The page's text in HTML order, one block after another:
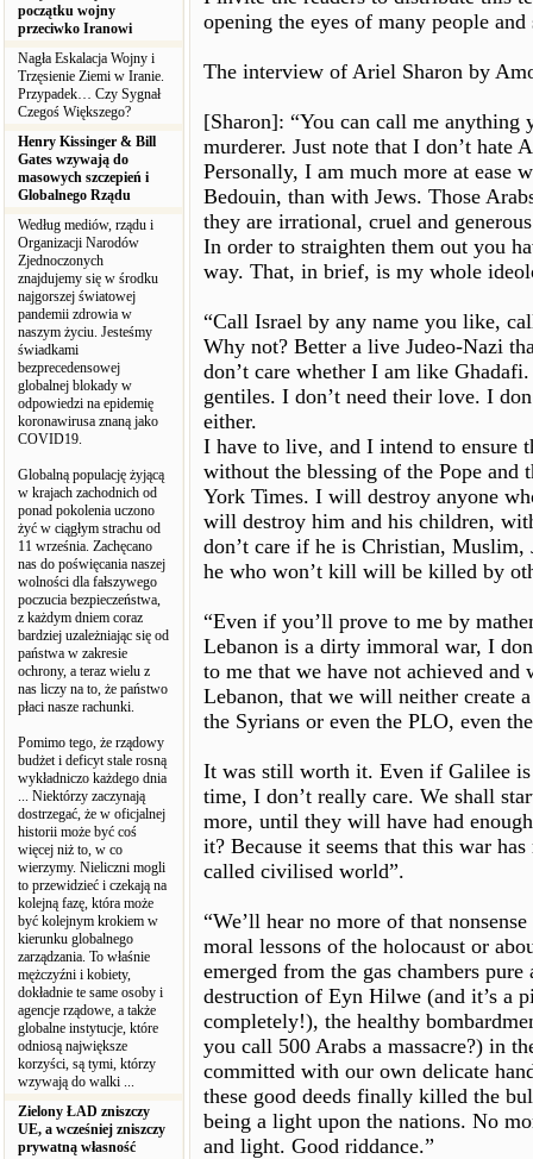
początku wojny
przeciwko Iranowi
Nagła Eskalacja Wojny i
Trzęsienie Ziemi w Iranie.
Przypadek… Czy Sygnał
Czegoś Większego?
Henry Kissinger & Bill
Gates wzywają do
masowych szczepień i
Globalnego Rządu
Według mediów, rządu i
Organizacji Narodów
Zjednoczonych
znajdujemy się w środku
najgorszej światowej
pandemii zdrowia w
naszym życiu. Jesteśmy
świadkami
bezprecedensowej
globalnej blokady w
odpowiedzi na epidemię
koronawirusa znaną jako
COVID19.
Globalną populację żyjącą
w krajach zachodnich od
ponad pokolenia uczono
żyć w ciągłym strachu od
11 września. Zachęcano
nas do poświęcania naszej
wolności dla fałszywego
poczucia bezpieczeństwa,
z każdym dniem coraz
bardziej uzależniając się od
państwa w zakresie
ochrony, a teraz wielu z
nas liczy na to, że państwo
płaci nasze rachunki.
Pomimo tego, że rządowy
budżet i deficyt stale rosną
wykładniczo każdego dnia
... Niektórzy zaczynają
dostrzegać, że w oficjalnej
historii może być coś
więcej niż to, w co
wierzymy. Nieliczni mogli
to przewidzieć i czekają na
kolejną fazę, która może
być kolejnym krokiem w
kierunku globalnego
zarządzania. To właśnie
mężczyźni i kobiety,
dokładnie te same osoby i
agencje rządowe, a także
globalne instytucje, które
odniosą największe
korzyści, są tymi, którzy
wzywają do walki ...
Zielony ŁAD zniszczy
UE, a wcześniej zniszczy
prywatną własność
opening the eyes of many people
The interview of Ariel Sharon by
[Sharon]: “You can call me anything
murderer. Just note that I don’t hate
Personally, I am much more at ease
Bedouin, than with Jews. Those
they are irrational, cruel and
In order to straighten them out you
way. That, in brief, is my whole
“Call Israel by any name you like,
Why not? Better a live Judeo-Nazi
don’t care whether I am like
gentiles. I don’t need their love. I
either.
I have to live, and I intend to
without the blessing of the Pope and
York Times. I will destroy anyone
will destroy him and his children,
don’t care if he is Christian, Muslim,
he who won’t kill will be killed by
“Even if you’ll prove to me by
Lebanon is a dirty immoral war, I
to me that we have not achieved
Lebanon, that we will neither create
the Syrians or even the PLO, even
It was still worth it. Even if Galilee is
time, I don’t really care. We shall
more, until they will have had
it? Because it seems that this war
called civilised world”.
“We’ll hear no more of that
moral lessons of the holocaust or
emerged from the gas chambers
destruction of Eyn Hilwe (and it’s a
completely!), the healthy
you call 500 Arabs a massacre?) in
committed with our own delicate
these good deeds finally killed the
being a light upon the nations. No
and light. Good riddance.”